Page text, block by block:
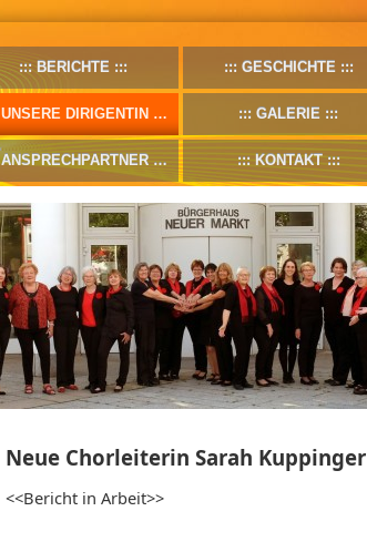
BERICHTE GESCHICHTE
UNSERE DIRIGENTIN GALERIE
ANSPRECHPARTNER KONTAKT
Neue Chorleiterin Sarah Kuppinger
<<Bericht in Arbeit>>